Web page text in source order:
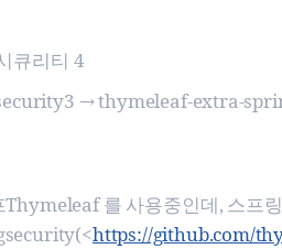
큐리티 4
→ thymeleaf-extra-
를 사용중인데, 스프
https://github.com/